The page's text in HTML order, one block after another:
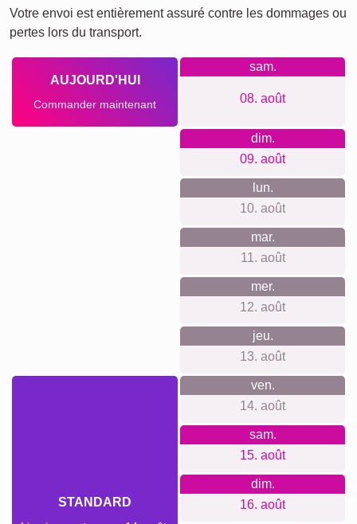
Votre envoi est entièrement assuré contre les dommages ou
pertes lors du transport.
AUJOURD'HUI
Commander maintenant
sam.
08. août
dim.
09. août
lun.
10. août
mar.
11. août
mer.
12. août
jeu.
13. août
STANDARD
ven.
14. août
sam.
15. août
dim.
16. août